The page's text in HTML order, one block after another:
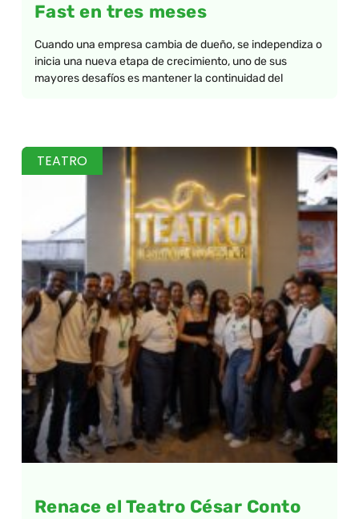
Fast en tres meses
Cuando una empresa cambia de dueño, se independiza o
inicia una nueva etapa de crecimiento, uno de sus
mayores desafíos es mantener la continuidad del
TEATRO
Renace el Teatro César Conto